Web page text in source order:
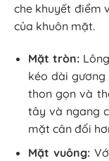
che khuyết điểm
của khuôn mặt.
Mặt tròn:
kéo dài
thon gọn và
tây và ngang
mặt cân đối
Mặt vuông: